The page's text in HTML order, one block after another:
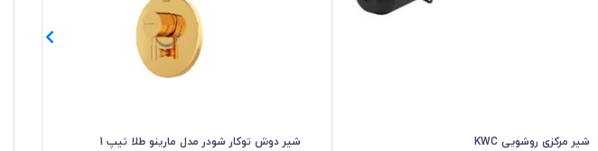
شیر مرکزی روشویی KWC شیر دوش توکار شودر مدل مارینو طلا تیپ 1